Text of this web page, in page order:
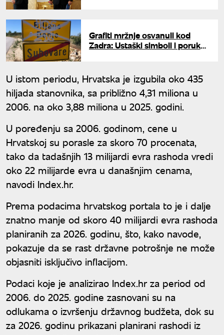
Grafiti mržnje osvanuli kod
Zadra: Ustaški simboli i poruke
U istom periodu, Hrvatska je izgubila oko 435
hiljada stanovnika, sa približno 4,31 miliona u
2006. na oko 3,88 miliona u 2025. godini.
U poređenju sa 2006. godinom, cene u
Hrvatskoj su porasle za skoro 70 procenata,
tako da tadašnjih 13 milijardi evra rashoda vredi
oko 22 milijarde evra u današnjim cenama,
navodi Index.hr.
Prema podacima hrvatskog portala to je i dalje
znatno manje od skoro 40 milijardi evra rashoda
planiranih za 2026. godinu, što, kako navode,
pokazuje da se rast državne potrošnje ne može
objasniti isključivo inflacijom.
Podaci koje je analizirao Index.hr za period od
2006. do 2025. godine zasnovani su na
odlukama o izvršenju državnog budžeta, dok su
za 2026. godinu prikazani planirani rashodi iz